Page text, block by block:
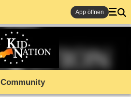
App öffnen
Community